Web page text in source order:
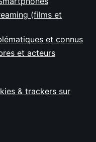
(films et
et connus
et acteurs
& trackers sur